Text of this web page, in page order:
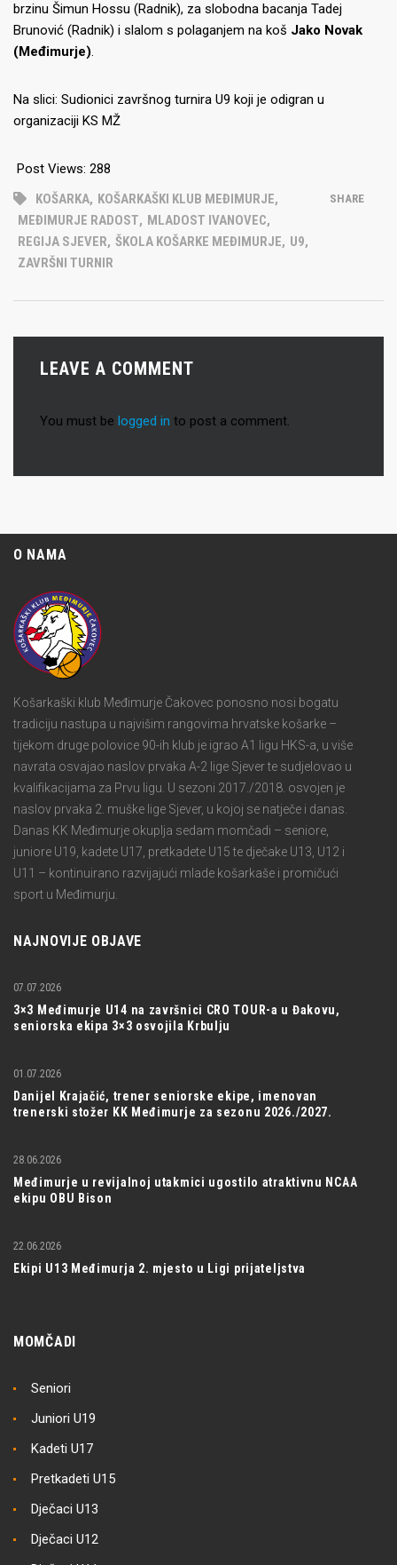
brzinu Šimun Hossu (Radnik), za slobodna bacanja Tadej
Brunović (Radnik) i slalom s polaganjem na koš Jako Novak
(Međimurje).
Na slici: Sudionici završnog turnira U9 koji je odigran u
organizaciji KS MŽ
Post Views: 288
KOŠARKA, KOŠARKAŠKI KLUB MEĐIMURJE,
MEĐIMURJE RADOST, MLADOST IVANOVEC,
REGIJA SJEVER, ŠKOLA KOŠARKE MEĐIMURJE, U9,
ZAVRŠNI TURNIR
SHARE
LEAVE A COMMENT
You must be logged in to post a comment.
O NAMA
Košarkaški klub Međimurje Čakovec ponosno nosi bogatu
tradiciju nastupa u najvišim rangovima hrvatske košarke –
tijekom druge polovice 90-ih klub je igrao A1 ligu HKS-a, u više
navrata osvajao naslov prvaka A-2 lige Sjever te sudjelovao u
kvalifikacijama za Prvu ligu. U sezoni 2017./2018. osvojen je
naslov prvaka 2. muške lige Sjever, u kojoj se natječe i danas.
Danas KK Međimurje okuplja sedam momčadi – seniore,
juniore U19, kadete U17, pretkadete U15 te dječake U13, U12 i
U11 – kontinuirano razvijajući mlade košarkaše i promičući
sport u Međimurju.
NAJNOVIJE OBJAVE
3×3 Međimurje U14 na završnici CRO TOUR-a u Đakovu,
seniorska ekipa 3×3 osvojila Krbulju
07.07.2026
Danijel Krajačić, trener seniorske ekipe, imenovan
trenerski stožer KK Međimurje za sezonu 2026./2027.
01.07.2026
Međimurje u revijalnoj utakmici ugostilo atraktivnu NCAA
ekipu OBU Bison
28.06.2026
Ekipi U13 Međimurja 2. mjesto u Ligi prijateljstva
22.06.2026
MOMČADI
Seniori
Juniori U19
Kadeti U17
Pretkadeti U15
Dječaci U13
Dječaci U12